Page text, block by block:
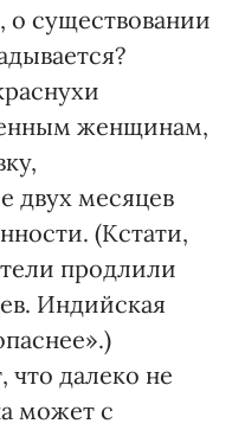
существовании
женщинам,
двух месяцев
(Кстати,
продлили
Индийская
что далеко не
может с